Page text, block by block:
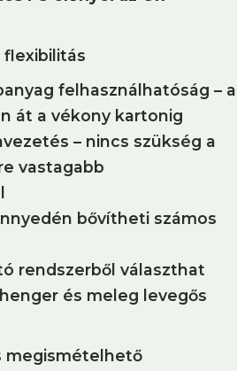
flexibilitás
felhasználhatóság – a
át a vékony kartonig
– nincs szükség a
vastagabb
bővítheti számos
rendszerből választhat
és meleg levegős
megismételhető